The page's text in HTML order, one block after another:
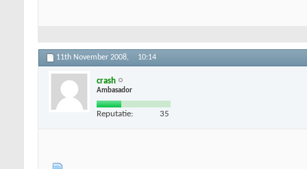
11th November 2008, 10:14
crash
Ambasador
Reputatie: 35